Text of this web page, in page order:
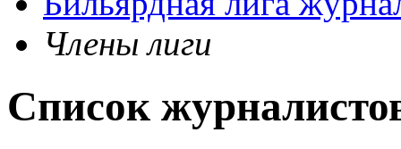
Члены лиги
Список